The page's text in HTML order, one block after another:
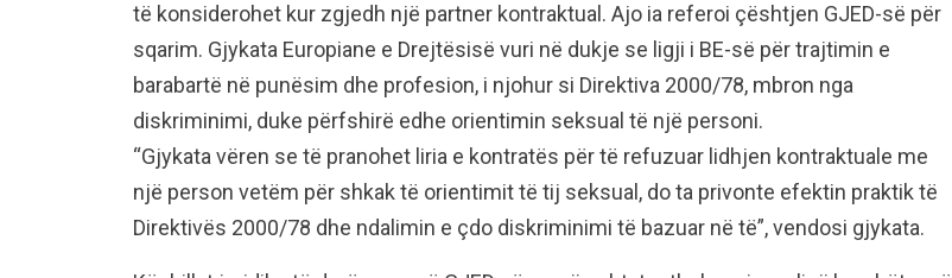
të konsiderohet kur zgjedh një partner kontraktual. Ajo ia referoi çështjen GJED-së për
sqarim. Gjykata Europiane e Drejtësisë vuri në dukje se ligji i BE-së për trajtimin e
barabartë në punësim dhe profesion, i njohur si Direktiva 2000/78, mbron nga
diskriminimi, duke përfshirë edhe orientimin seksual të një personi.
“Gjykata vëren se të pranohet liria e kontratës për të refuzuar lidhjen kontraktuale me
një person vetëm për shkak të orientimit të tij seksual, do ta privonte efektin praktik të
Direktivës 2000/78 dhe ndalimin e çdo diskriminimi të bazuar në të”, vendosi gjykata.